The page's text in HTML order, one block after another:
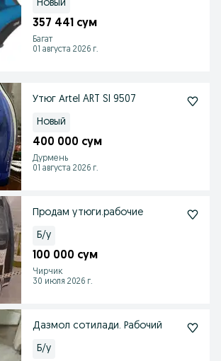
Новый
357 441 сум
Багат
01 августа 2026 г.
Утюг Аrtel ART SI 9507
Новый
400 000 сум
Дурмень
01 августа 2026 г.
Продам утюги.рабочие
Б/у
100 000 сум
Чирчик
30 июля 2026 г.
Дазмол сотилади. Рабочий
Б/у